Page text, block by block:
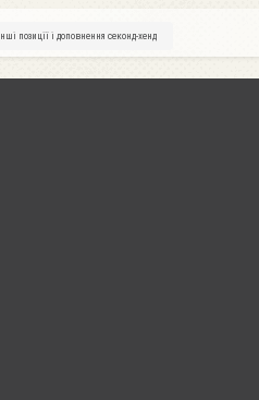
Інші позиції і доповнення секонд-хенд